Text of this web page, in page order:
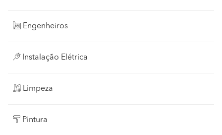
Engenheiros
Instalação Elétrica
Limpeza
Pintura